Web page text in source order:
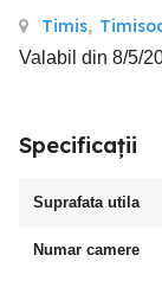
Timis,
Valabil din 8/5/
Specificații
Suprafata utila
Numar camere